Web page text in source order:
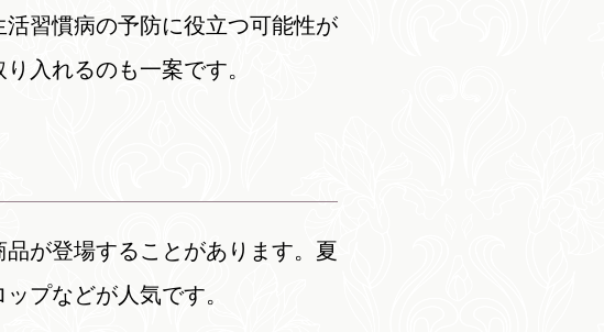
習慣病の予防に役立つ可能性が
入れるのも一案です。
が登場することがあります。夏
プなどが人気です。